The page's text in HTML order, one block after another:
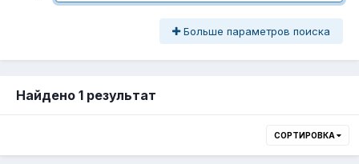
Больше параметров поиска
Найдено 1 результат
СОРТИРОВКА